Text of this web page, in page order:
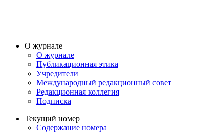
О журнале
О журнале
Публикационная этика
Учредители
Международный редакционный совет
Редакционная коллегия
Подписка
Текущий номер
Содержание номера